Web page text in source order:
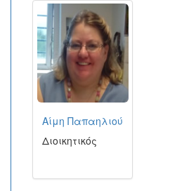
Αίμη Παπαηλιού
Διοικητικός